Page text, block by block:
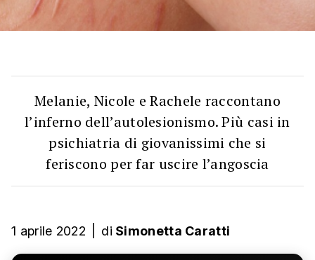
Melanie, Nicole e Rachele raccontano
l’inferno dell’autolesionismo. Più casi in
psichiatria di giovanissimi che si
feriscono per far uscire l’angoscia
1 aprile 2022 di Simonetta Caratti